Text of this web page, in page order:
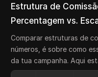
Estrutura de
Percentagem vs.
Comparar estruturas de
números, é sobre como
da tua campanha. Aqui